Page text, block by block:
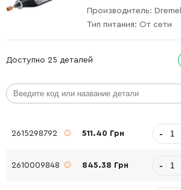
Производитель: Dremel
Тип питания: От сети
Доступно 25 деталей
2615298792 511.40 Грн -
2610009848 845.38 Грн -